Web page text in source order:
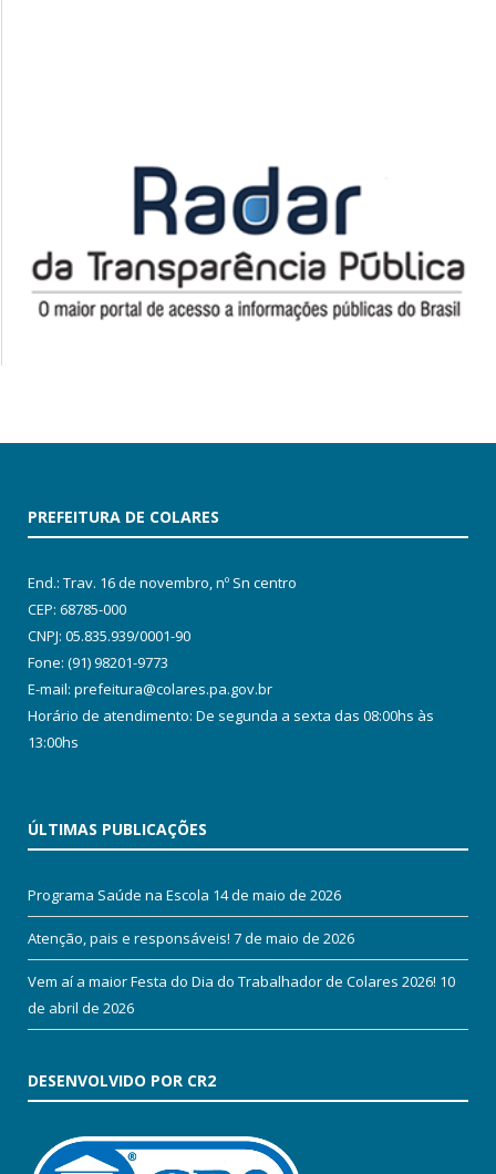
PREFEITURA DE COLARES
End.: Trav. 16 de novembro, nº Sn centro
CEP: 68785-000
CNPJ: 05.835.939/0001-90
Fone: (91) 98201-9773
E-mail: prefeitura@colares.pa.gov.br
Horário de atendimento: De segunda a sexta das 08:00hs às
13:00hs
ÚLTIMAS PUBLICAÇÕES
Programa Saúde na Escola 14 de maio de 2026
Atenção, pais e responsáveis! 7 de maio de 2026
Vem aí a maior Festa do Dia do Trabalhador de Colares 2026! 10
de abril de 2026
DESENVOLVIDO POR CR2